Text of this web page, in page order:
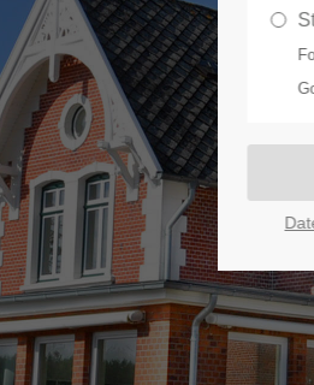
password?
We offer
customers
Mon - Fri
+1)